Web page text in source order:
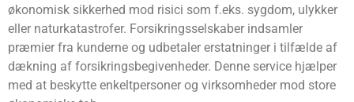
økonomisk sikkerhed mod risici som f.eks. sygdom, ulykker
eller naturkatastrofer. Forsikringsselskaber indsamler
præmier fra kunderne og udbetaler erstatninger i tilfælde af
dækning af forsikringsbegivenheder. Denne service hjælper
med at beskytte enkeltpersoner og virksomheder mod store